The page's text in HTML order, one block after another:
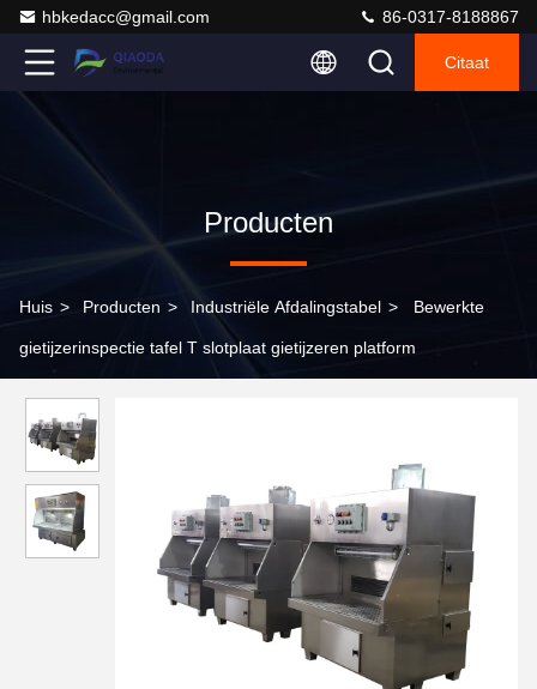
hbkedacc@gmail.com 86-0317-8188867
Citaat
Producten
Huis > Producten > Industriële Afdalingstabel > Bewerkte
gietijzerinspectie tafel T slotplaat gietijzeren platform